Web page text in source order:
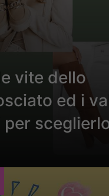
vite dello
ed i
per